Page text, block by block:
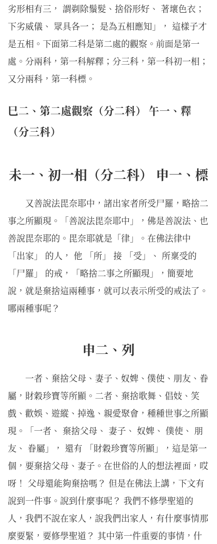
劣形相有三， 謂剃除鬚髮、捨俗形好、 著壞色衣；
下劣威儀、 眾具各一； 是為五相應知」， 這樣子才
是五相。下面第二科是第二處的觀察。前面是第一
處。分兩科，第一科解釋；分三科，第一科初一相；
又分兩科，第一科標。
巳二、第二處觀察（分二科） 午一、釋
（分三科）
未一、初一相（分二科） 申一、標
又善說法毘奈耶中，諸出家者所受尸羅，略捨二
事之所顯現。「善說法毘奈耶中」，佛是善說法、也
善說毘奈耶的。毘奈耶就是「律」。在佛法律中
「出家」 的人， 他 「所」 接 「受」、 所稟受的
「尸羅」 的戒，「略捨二事之所顯現」，簡要地
說，就是棄捨這兩種事，就可以表示所受的戒法了。
哪兩種事呢？
申二、列
一者、棄捨父母、妻子、奴婢、僕使、朋友、眷
屬，財穀珍寶等所顯。二者、棄捨歌舞、倡妓、笑
戲、歡娛、遊縱、掉逸、親愛聚會，種種世事之所顯
現。「一者、 棄捨父母、 妻子、 奴婢、 僕使、 朋
友、 眷屬」， 還有 「財穀珍寶等所顯」，這是第一
個，要棄捨父母、妻子。在世俗的人的想法裡面，哎
呀！ 父母還能夠棄捨嗎？ 但是在佛法上講，下文有
說到一件事。說到什麼事呢？ 我們不修學聖道的
人，我們不說在家人，說我們出家人，有什麼事情那
麼要緊，要修學聖道？ 其中第一件重要的事情，什